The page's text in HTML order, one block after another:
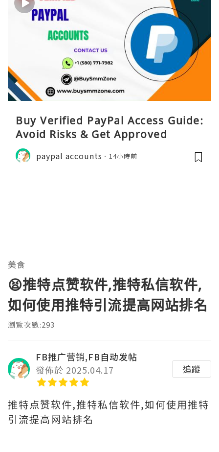
Buy Verified PayPal Access Guide:
Avoid Risks & Get Approved
paypal accounts 14小時前
美食
😫推特点赞软件,推特私信软件,
如何使用推特引流提高网站排名
瀏覽次數:293
FB推广营销,FB自动发帖
發佈於 2025.04.17
追蹤
推特点赞软件,推特私信软件,如何使用推特
引流提高网站排名